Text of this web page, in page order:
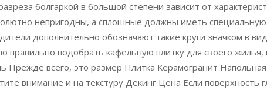
болгаркой в большой степени зависит от
непригодны, а сплошные должны иметь специальную
дополнительно обозначают такие круги значком в
подобрать кафельную плитку для своего
всего, это размер Плитка Керамогранит
внимание и на текстуру Декинг Цена Если поверхность